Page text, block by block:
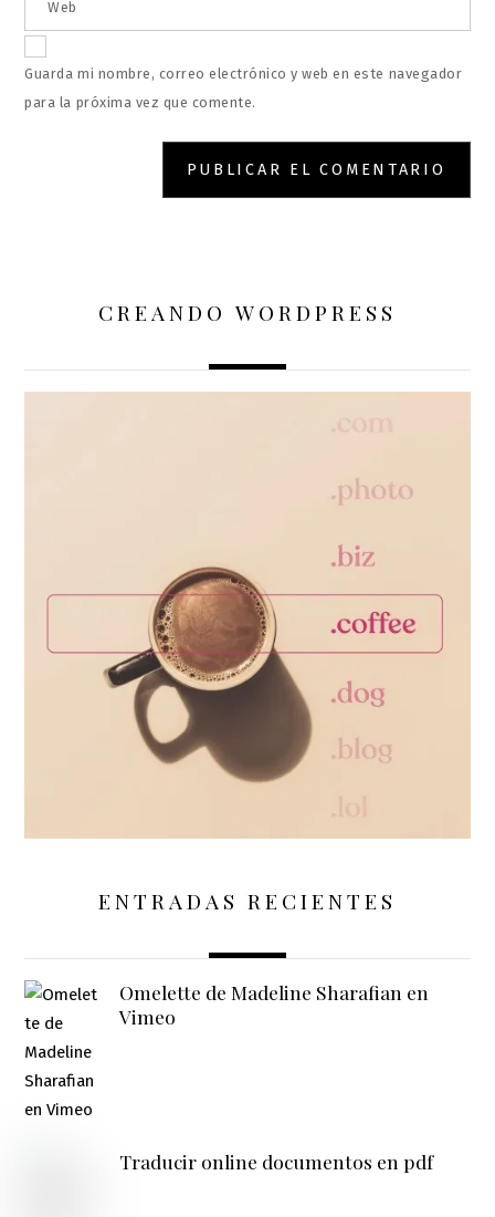
Web
Guarda mi nombre, correo electrónico y web en este navegador
para la próxima vez que comente.
CREANDO WORDPRESS
ENTRADAS RECIENTES
Omelette de Madeline Sharafian en
Vimeo
Traducir online documentos en pdf